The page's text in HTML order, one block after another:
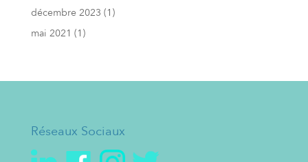
décembre 2023 (1)
mai 2021 (1)
Réseaux Sociaux